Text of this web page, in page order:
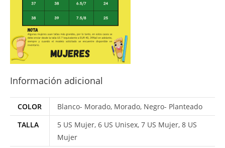
Información adicional
COLOR
Blanco- Morado, Morado, Negro- Planteado
TALLA
5 US Mujer, 6 US Unisex, 7 US Mujer, 8 US
Mujer